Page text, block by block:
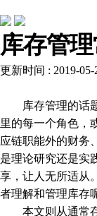
库存管
更新时间 : 2019-05-
库存管理的话题
里的每一个角色，
应链职能外的财务
是理论研究还是实
享，让人无所适从
者理解和管理库存
本文则从通常存